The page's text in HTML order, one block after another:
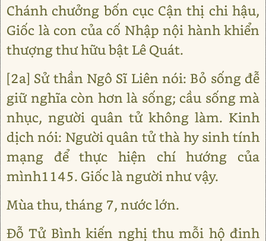
Chánh chưởng bốn cục Cận thị chi hậu,
Giốc là con của cố Nhập nội hành khiển
thượng thư hữu bật Lê Quát.
[2a] Sử thần Ngô Sĩ Liên nói: Bỏ sống đễ
giữ nghĩa còn hơn là sống; cầu sống mà
nhục, người quân tử không làm. Kinh
dịch nói: Người quân tử thà hy sinh tính
mạng để thực hiện chí hướng của
mình1145. Giốc là người như vậy.
Mùa thu, tháng 7, nước lớn.
Đỗ Tử Bình kiến nghị thu mỗi hộ đinh